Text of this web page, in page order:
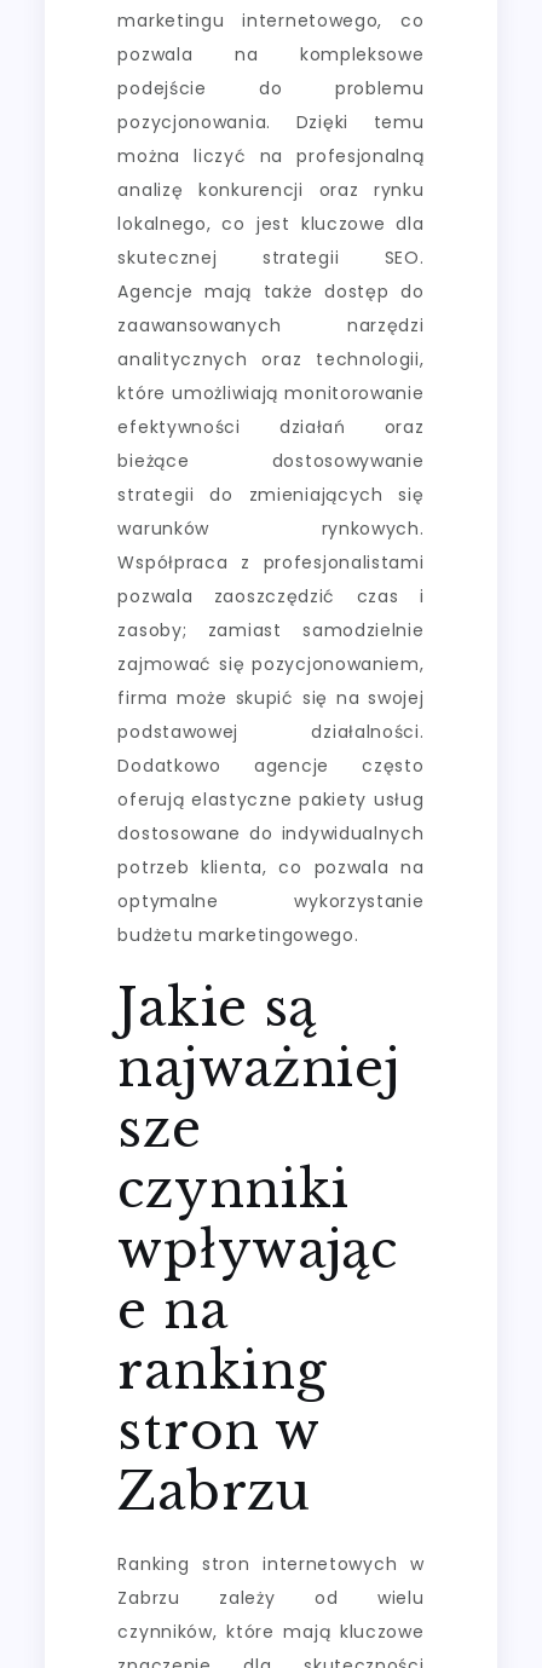
marketingu internetowego, co
pozwala na kompleksowe
podejście do problemu
pozycjonowania. Dzięki temu
można liczyć na profesjonalną
analizę konkurencji oraz rynku
lokalnego, co jest kluczowe dla
skutecznej strategii SEO.
Agencje mają także dostęp do
zaawansowanych narzędzi
analitycznych oraz technologii,
które umożliwiają monitorowanie
efektywności działań oraz
bieżące dostosowywanie
strategii do zmieniających się
warunków rynkowych.
Współpraca z profesjonalistami
pozwala zaoszczędzić czas i
zasoby; zamiast samodzielnie
zajmować się pozycjonowaniem,
firma może skupić się na swojej
podstawowej działalności.
Dodatkowo agencje często
oferują elastyczne pakiety usług
dostosowane do indywidualnych
potrzeb klienta, co pozwala na
optymalne wykorzystanie
budżetu marketingowego.
Jakie są
najważniej
sze
czynniki
wpływając
e na
ranking
stron w
Zabrzu
Ranking stron internetowych w
Zabrzu zależy od wielu
czynników, które mają kluczowe